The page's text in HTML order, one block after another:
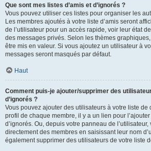
Que sont mes listes d’amis et d’ignorés ?
Vous pouvez utiliser ces listes pour organiser les
Les membres ajoutés à votre liste d’amis seront
de l’utilisateur pour un accès rapide, voir leur état
des messages privés. Selon les thèmes
être mis en valeur. Si vous ajoutez un utilisateur à
messages seront masqués par défaut.
Haut
Comment puis-je ajouter/supprimer des
d’ignorés ?
Vous pouvez ajouter des utilisateurs à votre liste de
profil de chaque membre, il y a un lien pour
d’ignorés. Ou, depuis votre panneau de
directement des membres en saisissant leur nom
également supprimer des utilisateurs de votre liste